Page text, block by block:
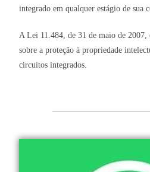
integrado em qualquer estágio de sua
A Lei 11.484, de 31 de maio de
sobre a proteção à propriedade
circuitos integrados.